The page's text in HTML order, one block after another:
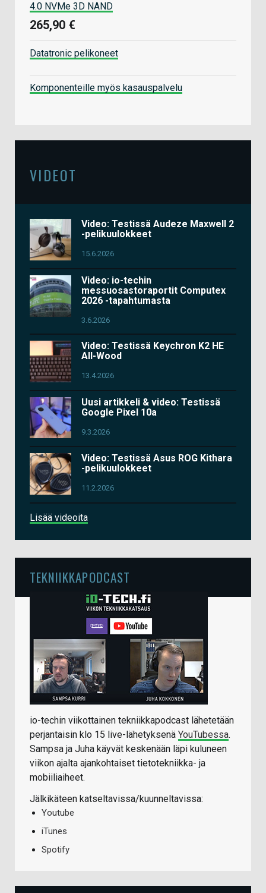
4.0 NVMe 3D NAND
265,90 €
Datatronic pelikoneet
Komponenteille myös kasauspalvelu
VIDEOT
Video: Testissä Audeze Maxwell 2
-pelikuulokkeet
15.6.2026
Video: io-techin
messuosastoraportit Computex
2026 -tapahtumasta
3.6.2026
Video: Testissä Keychron K2 HE
All-Wood
13.4.2026
Uusi artikkeli & video: Testissä
Google Pixel 10a
9.3.2026
Video: Testissä Asus ROG Kithara
-pelikuulokkeet
11.2.2026
Lisää videoita
TEKNIIKKAPODCAST
io-techin viikottainen tekniikkapodcast lähetetään
perjantaisin klo 15 live-lähetyksenä YouTubessa.
Sampsa ja Juha käyvät keskenään läpi kuluneen
viikon ajalta ajankohtaiset tietotekniikka- ja
mobiiliaiheet.
Jälkikäteen katseltavissa/kuunneltavissa:
Youtube
iTunes
Spotify